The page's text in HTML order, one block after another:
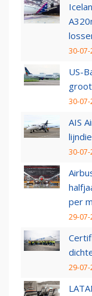
30-07-
US-
30-07-
AIS
30-07-
per
29-
29-